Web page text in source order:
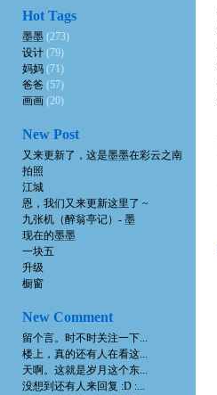
Hot Tags
墨墨 (273)
设计 (79)
妈妈 (71)
爸爸 (57)
画画 (20)
New Post
又来更新了，这是墨墨在彩云之南
拍照
江城
恩，我们又来更新这里了 ~
九张机（醉翁亭记）- 墨
现在的墨墨
一块五
升级
橱窗
New Comment
留个言。时不时关注一下...
楼上，真的还有人在看这...
天啊。这就是岁月这个东...
没想到还有人来回复 :D :...